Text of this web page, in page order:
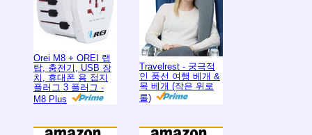
Orei M8 + OREI 랩
탑, 충전기, USB 장
치, 휴대폰 용 접지
플러그 3 플러그 -
M8 Plus
Travelrest - 궁극적
인 풍선 여행 베개 &
목 베개 (작은 위로
롤)